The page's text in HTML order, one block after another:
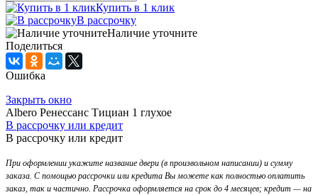
Купить в 1 клик
В рассрочку
Наличие уточните
Поделиться
Ошибка
Закрыть окно
Albero Ренессанс Тициан 1 глухое
В рассрочку или кредит
В рассрочку или кредит
При оформлении укажите название двери (в произвольном написании) и сумму
заказа. С помощью рассрочки или кредита Вы можете как полностью оплатить
заказ, так и частично. Рассрочка оформляется на срок до 4 месяцев; кредит — на